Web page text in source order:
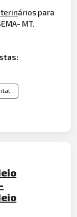
ários para
MT.